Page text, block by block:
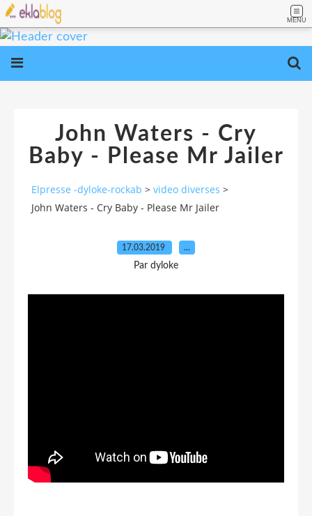
MENU
John Waters - Cry
Baby - Please Mr Jailer
Elpresse -dyloke-rockab > video diverses >
John Waters - Cry Baby - Please Mr Jailer
17.03.2019 …
Par dyloke